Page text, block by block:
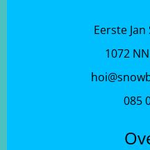
Eerste
1072
085